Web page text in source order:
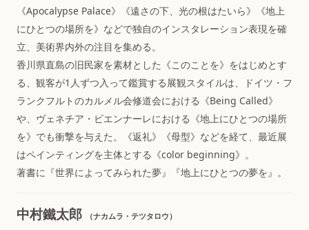
《Apocalypse Palace》《遠さの下、光の根はたいら》《地上
にひとつの場所を》などで独自のインスタレーション表現を確
立、美術界内外の注目を集める。
香川県直島の旧民家を素材とした《このことを》をはじめとす
る、観客が1人ずつ入って鑑賞する展観スタイルは、ドイツ・フ
ランクフルトのカルメル会修道会における《Being Called》
や、ヴェネチア・ビエンナーレにおける《地上にひとつの場所
を》でも衝撃を与えた。《返礼》《母型》などを経て、最近展
はペインティングを主体とする《color beginning》。
著書に『世界によってみられた夢』『地上にひとつの夢を』。
中村鐵太郎 （ナカムラ・テツタロウ）